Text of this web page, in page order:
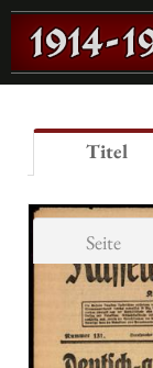
Titel
Seite